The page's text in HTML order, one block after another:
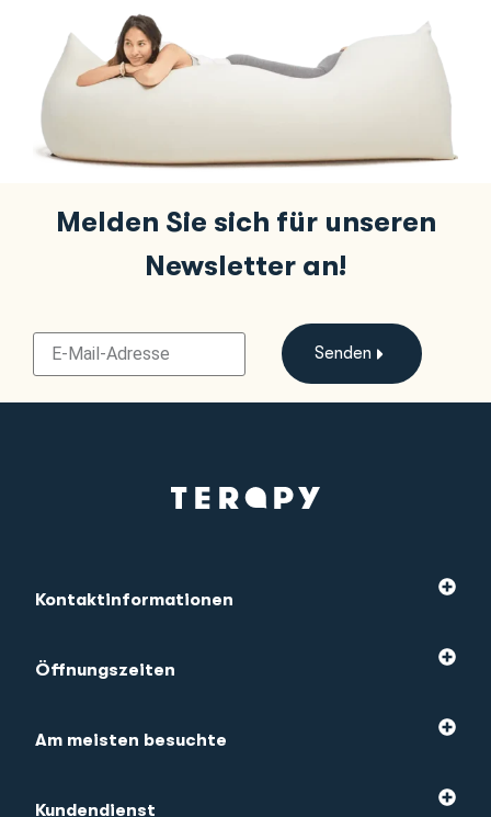
Melden Sie sich für unseren
Newsletter an!
Senden
Kontaktinformationen
Öffnungszeiten
Am meisten besuchte
Kundendienst